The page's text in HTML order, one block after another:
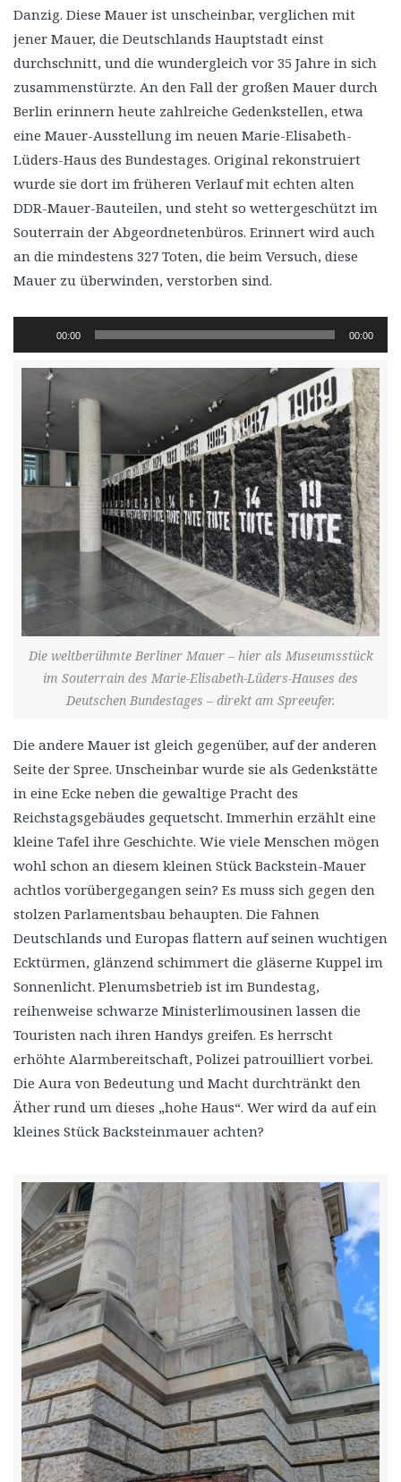
Danzig. Diese Mauer ist unscheinbar, verglichen mit
jener Mauer, die Deutschlands Hauptstadt einst
durchschnitt, und die wundergleich vor 35 Jahre in sich
zusammenstürzte. An den Fall der großen Mauer durch
Berlin erinnern heute zahlreiche Gedenkstellen, etwa
eine Mauer-Ausstellung im neuen Marie-Elisabeth-
Lüders-Haus des Bundestages. Original rekonstruiert
wurde sie dort im früheren Verlauf mit echten alten
DDR-Mauer-Bauteilen, und steht so wettergeschützt im
Souterrain der Abgeordnetenbüros. Erinnert wird auch
an die mindestens 327 Toten, die beim Versuch, diese
Mauer zu überwinden, verstorben sind.
Player
00:00 00:00
Die weltberühmte Berliner Mauer – hier als Museumsstück
im Souterrain des Marie-Elisabeth-Lüders-Hauses des
Deutschen Bundestages – direkt am Spreeufer.
Die andere Mauer ist gleich gegenüber, auf der anderen
Seite der Spree. Unscheinbar wurde sie als Gedenkstätte
in eine Ecke neben die gewaltige Pracht des
Reichstagsgebäudes gequetscht. Immerhin erzählt eine
kleine Tafel ihre Geschichte. Wie viele Menschen mögen
wohl schon an diesem kleinen Stück Backstein-Mauer
achtlos vorübergegangen sein? Es muss sich gegen den
stolzen Parlamentsbau behaupten. Die Fahnen
Deutschlands und Europas flattern auf seinen wuchtigen
Ecktürmen, glänzend schimmert die gläserne Kuppel im
Sonnenlicht. Plenumsbetrieb ist im Bundestag,
reihenweise schwarze Ministerlimousinen lassen die
Touristen nach ihren Handys greifen. Es herrscht
erhöhte Alarmbereitschaft, Polizei patrouilliert vorbei.
Die Aura von Bedeutung und Macht durchtränkt den
Äther rund um dieses „hohe Haus“. Wer wird da auf ein
kleines Stück Backsteinmauer achten?